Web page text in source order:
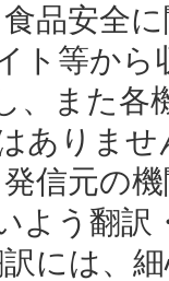
品安全
ト等か
、また各
ありませ
信元の
よう翻訳
には、